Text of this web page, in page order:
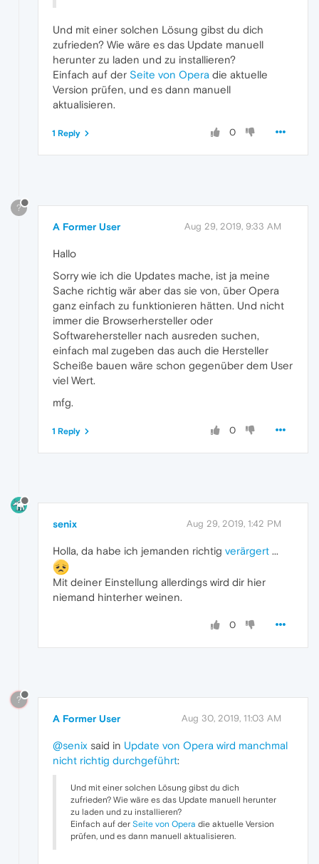
Und mit einer solchen Lösung gibst du dich
zufrieden? Wie wäre es das Update manuell
herunter zu laden und zu installieren?
Einfach auf der Seite von Opera die aktuelle
Version prüfen, und es dann manuell
aktualisieren.
0
1 Reply
?
A Former User Aug 29, 2019, 9:33 AM
Hallo
Sorry wie ich die Updates mache, ist ja meine
Sache richtig wär aber das sie von, über Opera
ganz einfach zu funktionieren hätten. Und nicht
immer die Browserhersteller oder
Softwarehersteller nach ausreden suchen,
einfach mal zugeben das auch die Hersteller
Scheiße bauen wäre schon gegenüber dem User
viel Wert.
mfg.
0
1 Reply
senix Aug 29, 2019, 1:42 PM
Holla, da habe ich jemanden richtig verärgert ...
Mit deiner Einstellung allerdings wird dir hier
niemand hinterher weinen.
0
?
A Former User Aug 30, 2019, 11:03 AM
@senix said in Update von Opera wird manchmal
nicht richtig durchgeführt:
Und mit einer solchen Lösung gibst du dich
zufrieden? Wie wäre es das Update manuell herunter
zu laden und zu installieren?
Einfach auf der Seite von Opera die aktuelle Version
prüfen, und es dann manuell aktualisieren.